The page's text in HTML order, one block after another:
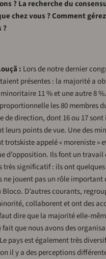
? La recherche du
chez vous ? Comment
?
: Lors de notre dernier
présentes : la majorité a
11 % et une autre 8
les 80 membres
de direction, dont 16 ou 17 sont
leurs points de vue. Une des
trotskiste appelé « moreniste »
d’opposition. Ils font un travail
très significatif : ils ont
ne jouent pas un rôle important
D’autres courants,
collaborent et ont des
dire que la majorité elle-
que nous avons des
pays est également très
il y a des perceptions